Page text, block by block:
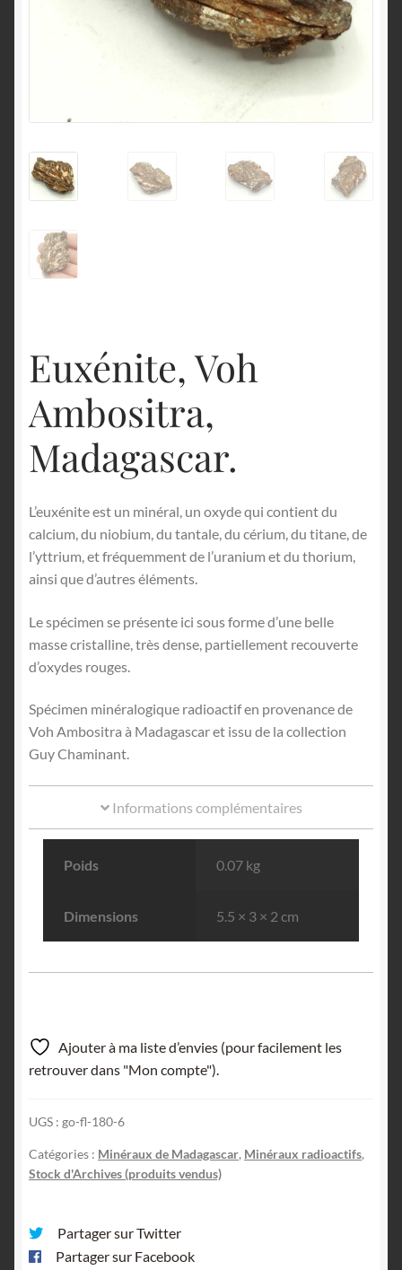
Euxénite, Voh
Ambositra,
Madagascar.
L’euxénite est un minéral, un oxyde qui contient du
calcium, du niobium, du tantale, du cérium, du titane, de
l’yttrium, et fréquemment de l’uranium et du thorium,
ainsi que d’autres éléments.
Le spécimen se présente ici sous forme d’une belle
masse cristalline, très dense, partiellement recouverte
d’oxydes rouges.
Spécimen minéralogique radioactif en provenance de
Voh Ambositra à Madagascar et issu de la collection
Guy Chaminant.
Informations complémentaires
Poids 0.07 kg
Dimensions 5.5 × 3 × 2 cm
Ajouter à ma liste d’envies (pour facilement les
retrouver dans "Mon compte").
UGS : go-fl-180-6
Catégories : Minéraux de Madagascar, Minéraux radioactifs,
Stock d'Archives (produits vendus)
Partager sur Twitter
Partager sur Facebook